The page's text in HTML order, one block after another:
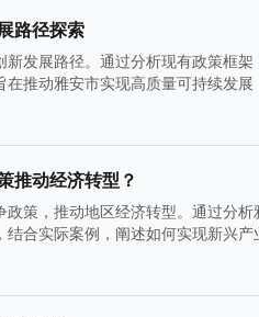
路径探索
发展路径。通过分析现有政策框
推动雅安市实现高质量可持续发展
推动经济转型？
策，推动地区经济转型。通过分
合实际案例，阐述如何实现新兴